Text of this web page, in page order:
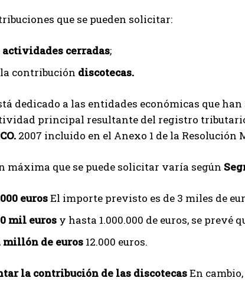
I've read and accept thePrivacy Policy.
Izer
que se pueden solicitar:
actividades cerradas;
contribución discotecas.
dedicado a las entidades económicas que
principal resultante del registro
2007 incluido en el Anexo 1 de la
máxima que se puede solicitar varía según
eurosEl importe previsto es de 3 miles de
mil euros y hasta 1.000.000 de euros, se prevé
millón de euros 12.000 euros.
la contribución de las discotecasEn